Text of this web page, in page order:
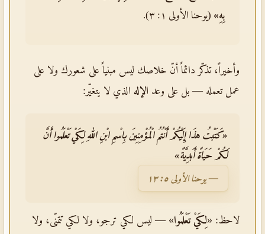
بِهِ» (يوحنا الأولى ١: ٣).
وأخيراً، تذكّر دائماً أنّ خلاصك ليس مبنياً على شعورك ولا على
عمل تعمله — بل على وعد الإله الذي لا يتغيّر:
«كَتَبْتُ هذَا إِلَيْكُمْ أَنْتُمُ الْمُؤْمِنِينَ بِاسْمِ ابْنِ اللهِ لِكَيْ تَعْلَمُوا أَنَّ
لَكُمْ حَيَاةً أَبَدِيَّةً»
— يوحنا الأولى ٥: ١٣
لاحظ: «لِكَيْ تَعْلَمُوا» — ليس لكي ترجو، ولا لكي تتمنّى، ولا